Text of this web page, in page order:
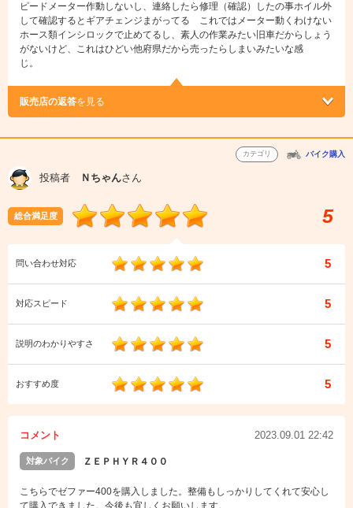
ピードメーター作動しないし、連絡したら修理（確認）したの事ホイル外
して確認するとギアチェンジまがってる これではメーター動くわけない
ホース類インシロックで止めてるし、素人の作業みたい旧車だからしょう
がないけど、これはひどい他府県だから売ったらしまいみたいな感
じ。
販売店の返答を見る
カテゴリ バイク購入
投稿者 Ｎちゃんさん
総合満足度 5
問い合わせ対応 5
対応スピード 5
説明のわかりやすさ 5
おすすめ度 5
コメント 2023.09.01 22:42
対象バイク ＺＥＰＨＹＲ４００
こちらでゼファー400を購入しました。整備もしっかりしてくれて安心し